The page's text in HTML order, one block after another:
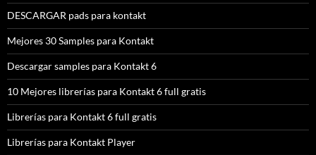
DESCARGAR pads para kontakt
Mejores 30 Samples para Kontakt
Descargar samples para Kontakt 6
10 Mejores librerías para Kontakt 6 full gratis
Librerías para Kontakt 6 full gratis
Librerías para Kontakt Player